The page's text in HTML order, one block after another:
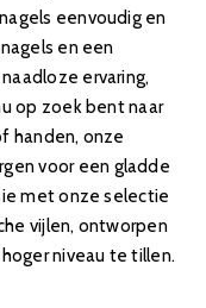
eenvoudig en
en een
ervaring,
op zoek bent naar
handen, onze
voor een gladde
met onze selectie
vijlen, ontworpen
niveau te tillen.